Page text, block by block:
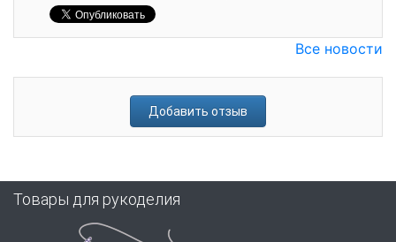
Все новости
Добавить отзыв
Товары для рукоделия